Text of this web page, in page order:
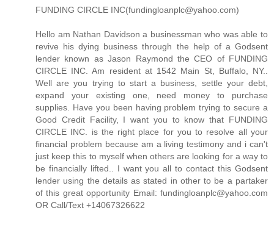
FUNDING CIRCLE INC(fundingloanplc@yahoo.com)
Hello am Nathan Davidson a businessman who was able to
revive his dying business through the help of a Godsent
lender known as Jason Raymond the CEO of FUNDING
CIRCLE INC. Am resident at 1542 Main St, Buffalo, NY..
Well are you trying to start a business, settle your debt,
expand your existing one, need money to purchase
supplies. Have you been having problem trying to secure a
Good Credit Facility, I want you to know that FUNDING
CIRCLE INC. is the right place for you to resolve all your
financial problem because am a living testimony and i can't
just keep this to myself when others are looking for a way to
be financially lifted.. I want you all to contact this Godsent
lender using the details as stated in other to be a partaker
of this great opportunity Email: fundingloanplc@yahoo.com
OR Call/Text +14067326622